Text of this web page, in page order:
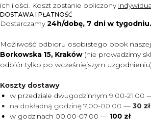
ich ilości. Koszt zostanie obliczony
DOSTAWA I PŁATNOŚĆ
Dostarczamy24h/dobę, 7 dni w tygodniu.
Możliwość odbioru osobistego obok
Borkowska 15, Kraków (nie prowadzimy
odbiór tylko po wcześniejszym
Koszty dostawy
w przedziale dwugodzinnym 9.00-21.00
na dokładną godzinę 7.00-00.00 — 30 zł
w godzinach 00.00-07.00 — 100 zł